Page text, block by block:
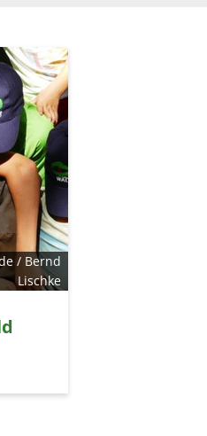
/ Bernd
Lischke
Social Media
von